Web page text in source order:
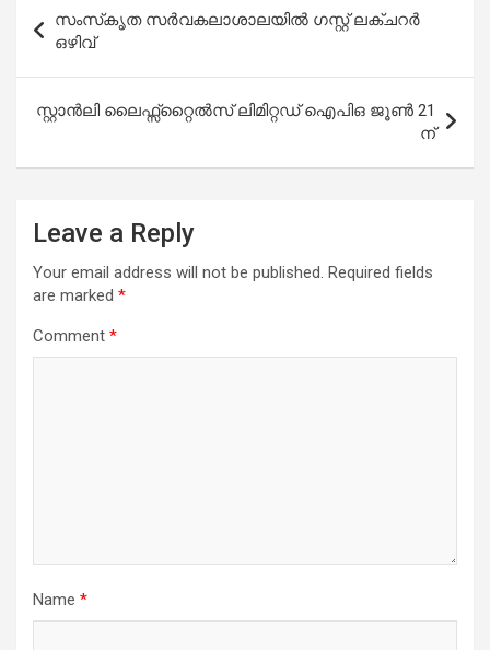
navigation
സംസ്‌കൃത സർവകലാശാലയിൽ ഗസ്റ്റ് ലക്ചറർ
ഒഴിവ്
സ്റ്റാന്‍ലി ലൈഫ്സ്‌റ്റൈല്‍സ് ലിമിറ്റഡ് ഐപിഒ ജൂണ്‍ 21
ന്
Leave a Reply
Your email address will not be published. Required fields
are marked *
Comment *
Name *